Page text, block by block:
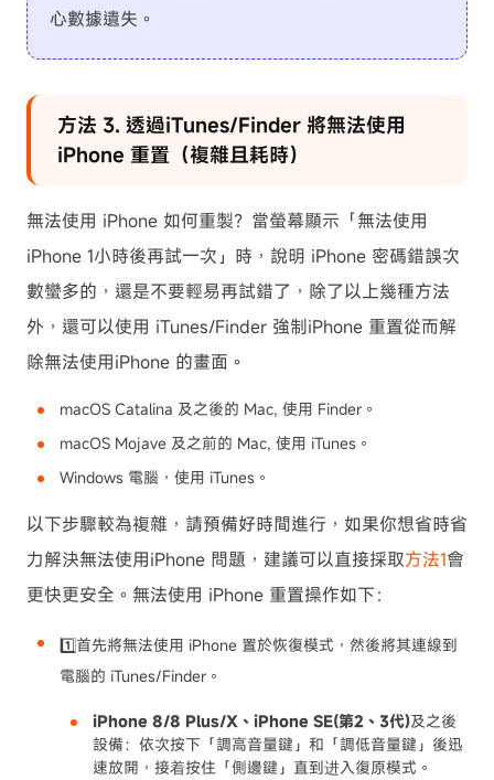
心數據遺失。
方法 3. 透過iTunes/Finder 將無法使用
iPhone 重置（複雜且耗時）
無法使用 iPhone 如何重製？當螢幕顯示「無法使用
iPhone 1小時後再試一次」時，說明 iPhone 密碼錯誤次
數蠻多的，還是不要輕易再試錯了，除了以上幾種方法
外，還可以使用 iTunes/Finder 強制iPhone 重置從而解
除無法使用iPhone 的畫面。
macOS Catalina 及之後的 Mac, 使用 Finder。
macOS Mojave 及之前的 Mac, 使用 iTunes。
Windows 電腦，使用 iTunes。
以下步驟較為複雜，請預備好時間進行，如果你想省時省
力解決無法使用iPhone 問題，建議可以直接採取方法1會
更快更安全。無法使用 iPhone 重置操作如下：
1️⃣首先將無法使用 iPhone 置於恢復模式，然後將其連線到
電腦的 iTunes/Finder。
iPhone 8/8 Plus/X、iPhone SE(第2、3代)及之後
設備：依次按下「調高音量鍵」和「調低音量鍵」後迅
速放開，接着按住「側邊鍵」直到进入復原模式。